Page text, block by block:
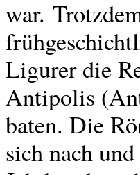
war.
Ligurer die
Antipolis
baten. Die
sich nach